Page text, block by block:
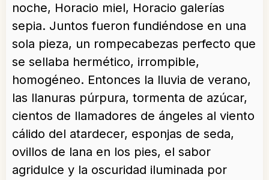
noche, Horacio miel, Horacio galerías
sepia. Juntos fueron fundiéndose en una
sola pieza, un rompecabezas perfecto que
se sellaba hermético, irrompible,
homogéneo. Entonces la lluvia de verano,
las llanuras púrpura, tormenta de azúcar,
cientos de llamadores de ángeles al viento
cálido del atardecer, esponjas de seda,
ovillos de lana en los pies, el sabor
agridulce y la oscuridad iluminada por